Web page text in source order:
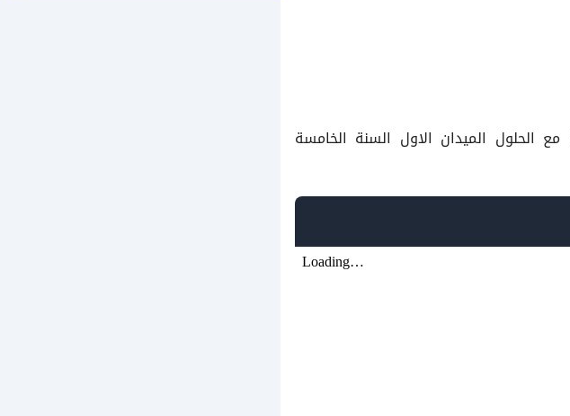
مع الحلول الميدان الاول السنة الخامسة